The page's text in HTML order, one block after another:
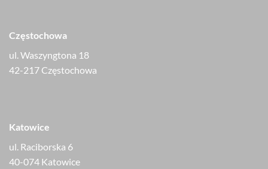
Częstochowa
ul. Waszyngtona 18
42-217 Częstochowa
Katowice
ul. Raciborska 6
40-074 Katowice